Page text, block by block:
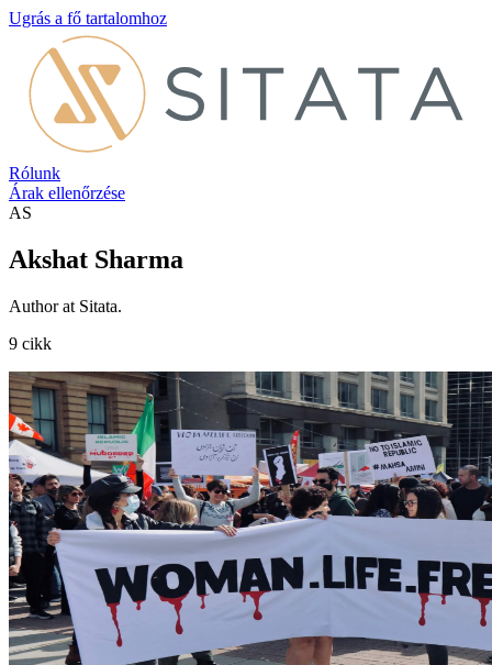
Ugrás a fő tartalomhoz
Rólunk
Árak ellenőrzése
AS
Akshat Sharma
Author at Sitata.
9 cikk